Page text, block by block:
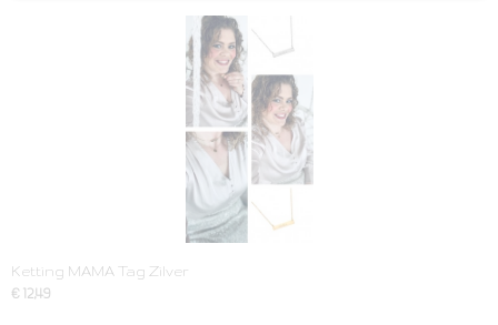
Ketting MAMA Tag Zilver
€ 12,49